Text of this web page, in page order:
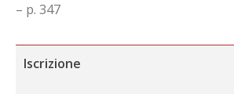
– p. 347
Iscrizione